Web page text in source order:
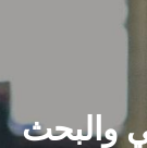
الشئون الأكاديمية
والبحث